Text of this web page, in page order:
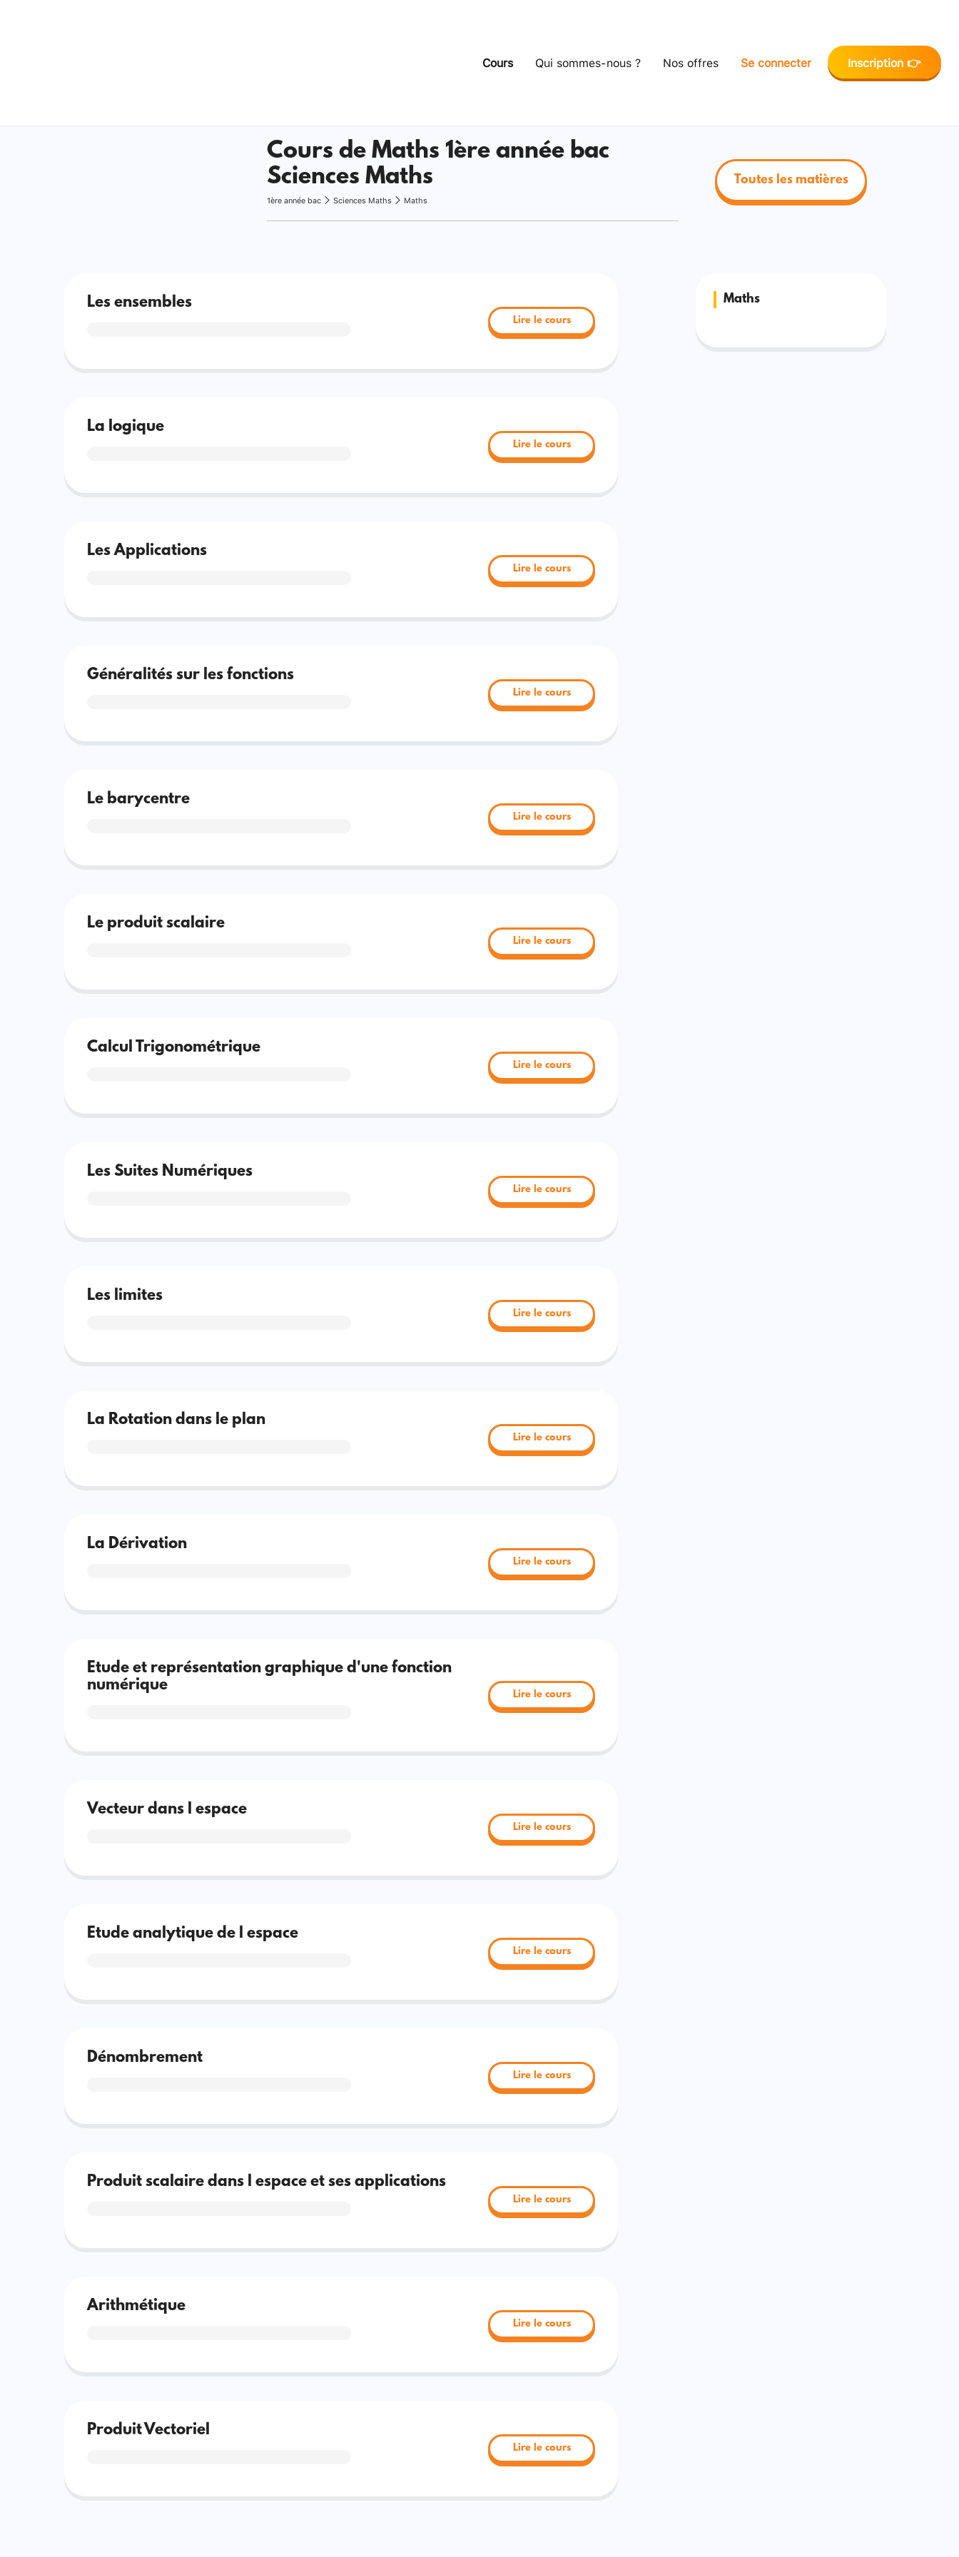
Cours Qui sommes-nous ? Nos offres Se connecter Inscription 👉
Cours de Maths 1ère année bac
Sciences Maths
1ère année bac Sciences Maths Maths
Toutes les matières
Les ensembles
Lire le cours
La logique
Lire le cours
Les Applications
Lire le cours
Généralités sur les fonctions
Lire le cours
Le barycentre
Lire le cours
Le produit scalaire
Lire le cours
Calcul Trigonométrique
Lire le cours
Les Suites Numériques
Lire le cours
Les limites
Lire le cours
La Rotation dans le plan
Lire le cours
La Dérivation
Lire le cours
Etude et représentation graphique d'une fonction
numérique
Lire le cours
Vecteur dans l espace
Lire le cours
Etude analytique de l espace
Lire le cours
Dénombrement
Lire le cours
Produit scalaire dans l espace et ses applications
Lire le cours
Arithmétique
Lire le cours
Produit Vectoriel
Lire le cours
Maths